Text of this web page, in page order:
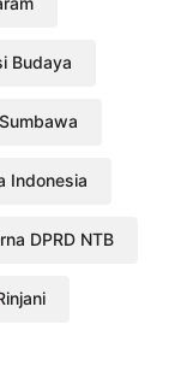
Budaya
Indonesia
DPRD NTB